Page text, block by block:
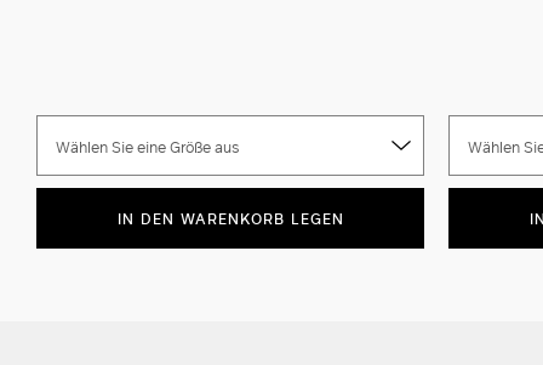
Wählen Sie eine Größe aus
IN DEN WARENKORB LEGEN
Wählen